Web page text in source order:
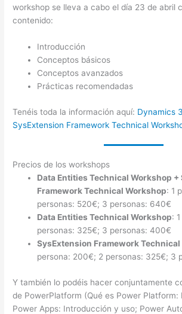
workshop se lleva a cabo el día 23 de abril
contenido:
Introducción
Conceptos básicos
Conceptos avanzados
Prácticas recomendadas
Tenéis toda la información aquí: Dynamics
SysExtension Framework Technical
Precios de los workshops
Data Entities Technical Workshop +
Framework Technical Workshop: 1
personas: 520€; 3 personas: 640€
Data Entities Technical Workshop:
personas: 325€; 3 personas: 400€
SysExtension Framework
persona: 200€; 2 personas: 325€; 3
Y también lo podéis hacer conjuntamente
de PowerPlatform (Qué es Power Platform:
Power Apps: Introducción y uso; Power